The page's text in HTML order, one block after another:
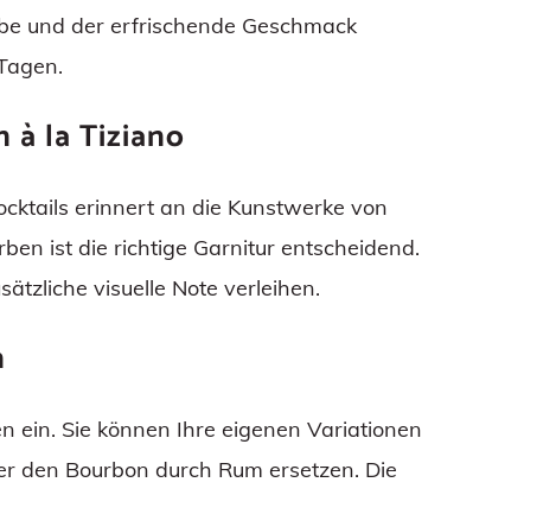
und der erfrischende Geschmack
à la Tiziano
erinnert an die Kunstwerke von
ist die richtige Garnitur entscheidend.
visuelle Note verleihen.
ein. Sie können Ihre eigenen Variationen
den Bourbon durch Rum ersetzen. Die